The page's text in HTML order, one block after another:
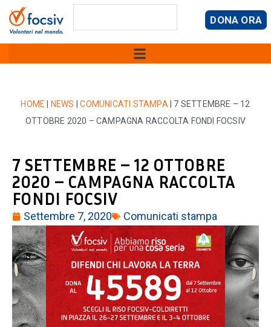
DONA ORA
HOME NEWS |COMUNICATI STAMPA
7 SETTEMBRE – 12
OTTOBRE 2020 – CAMPAGNA RACCOLTA FONDI FOCSIV
7 SETTEMBRE – 12 OTTOBRE
2020 – CAMPAGNA RACCOLTA
FONDI FOCSIV
Settembre 7, 2020 Comunicati stampa